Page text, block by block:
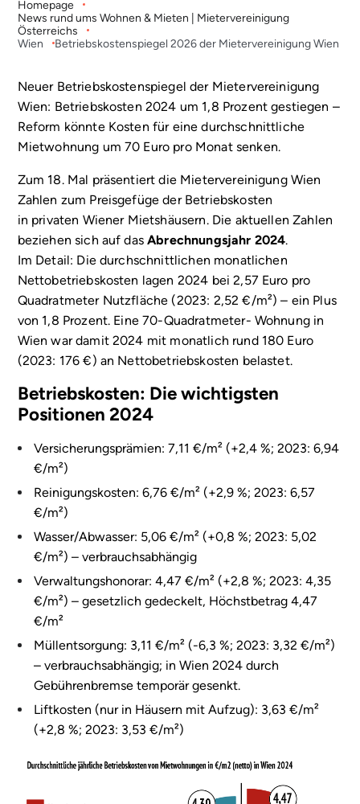
Homepage
News rund ums Wohnen & Mieten | Mietervereinigung
Österreichs
Wien
Betriebskostenspiegel 2026 der Mietervereinigung Wien
Neuer Betriebskostenspiegel der Mietervereinigung
Wien: Betriebskosten 2024 um 1,8 Prozent gestiegen –
Reform könnte Kosten für eine durchschnittliche
Mietwohnung um 70 Euro pro Monat senken.
Zum 18. Mal präsentiert die Mietervereinigung Wien
Zahlen zum Preisgefüge der Betriebskosten
in privaten Wiener Mietshäusern. Die aktuellen Zahlen
beziehen sich auf dasAbrechnungsjahr 2024.
Im Detail: Die durchschnittlichen monatlichen
Nettobetriebskosten lagen 2024 bei 2,57 Euro pro
Quadratmeter Nutzfläche (2023: 2,52 €/m²) – ein Plus
von 1,8 Prozent. Eine 70-Quadratmeter- Wohnung in
Wien war damit 2024 mit monatlich rund 180 Euro
(2023: 176 €) an Nettobetriebskosten belastet.
Betriebskosten: Die wichtigsten
Positionen 2024
Versicherungsprämien: 7,11 €/m² (+2,4 %; 2023: 6,94
€/m²)
Reinigungskosten: 6,76 €/m² (+2,9 %; 2023: 6,57
€/m²)
Wasser/Abwasser: 5,06 €/m² (+0,8 %; 2023: 5,02
€/m²) – verbrauchsabhängig
Verwaltungshonorar: 4,47 €/m² (+2,8 %; 2023: 4,35
€/m²) – gesetzlich gedeckelt, Höchstbetrag 4,47
€/m²
Müllentsorgung: 3,11 €/m² (-6,3 %; 2023: 3,32 €/m²)
– verbrauchsabhängig; in Wien 2024 durch
Gebührenbremse temporär gesenkt.
Liftkosten (nur in Häusern mit Aufzug): 3,63 €/m²
(+2,8 %; 2023: 3,53 €/m²)